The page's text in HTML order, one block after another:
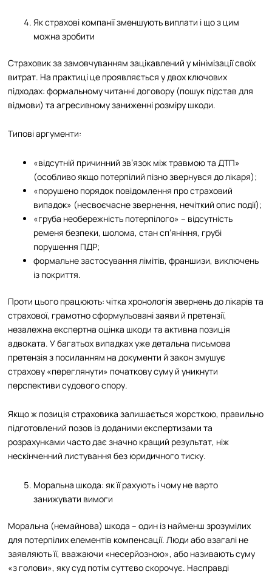
Як страхові компанії зменшують виплати і що з цим
можна зробити
Страховик за замовчуванням зацікавлений у мінімізації своїх
витрат. На практиці це проявляється у двох ключових
підходах: формальному читанні договору (пошук підстав для
відмови) та агресивному заниженні розміру шкоди.
Типові аргументи:
«відсутній причинний зв’язок між травмою та ДТП»
(особливо якщо потерпілий пізно звернувся до лікаря);
«порушено порядок повідомлення про страховий
випадок» (несвоєчасне звернення, нечіткий опис події);
«груба необережність потерпілого» – відсутність
ременя безпеки, шолома, стан сп’яніння, грубі
порушення ПДР;
формальне застосування лімітів, франшизи, виключень
із покриття.
Проти цього працюють: чітка хронологія звернень до лікарів та
страхової, грамотно сформульовані заяви й претензії,
незалежна експертна оцінка шкоди та активна позиція
адвоката. У багатьох випадках уже детальна письмова
претензія з посиланням на документи й закон змушує
страхову «переглянути» початкову суму й уникнути
перспективи судового спору.
Якщо ж позиція страховика залишається жорсткою, правильно
підготовлений позов із доданими експертизами та
розрахунками часто дає значно кращий результат, ніж
нескінченний листування без юридичного тиску.
Моральна шкода: як її рахують і чому не варто
занижувати вимоги
Моральна (немайнова) шкода – один із найменш зрозумілих
для потерпілих елементів компенсації. Люди або взагалі не
заявляють її, вважаючи «несерйозною», або називають суму
«з голови», яку суд потім суттєво скорочує. Насправді